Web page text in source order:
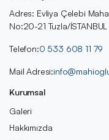
Adres: Evliya Çelebi
No:20-21 Tuzla/İSTANBUL
Telefon:0 533 608 11 79
Mail Adresi:
Kurumsal
Galeri
Hakkımızda